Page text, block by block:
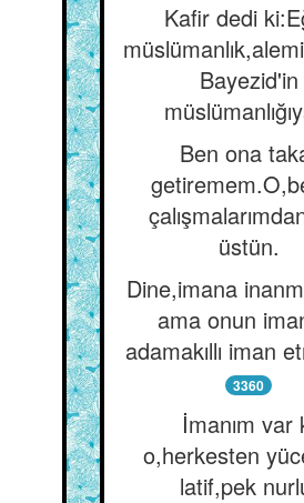
Kafir dedi
Bayezid'in
Ben ona
üstün.
Dine,imana
ama onun
adamakıllı iman
3360
İmanım var
o,herkesten
latif,pek